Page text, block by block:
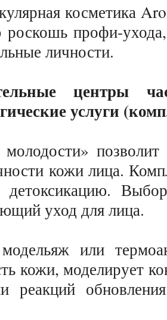
косметика
профи-
личности.
центры
услуги
кожи лица.
уход для лица.
или
кожи, моделирует
реакций